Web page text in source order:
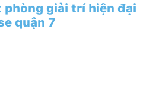
phòng giải trí hiện đại
quận 7